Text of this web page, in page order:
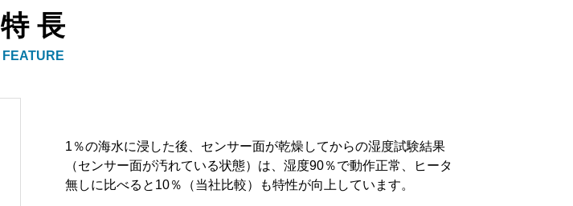
特 長
FEATURE
1％の海水に浸した後、センサー面が乾燥してからの湿度試験結果
（センサー面が汚れている状態）は、湿度90％で動作正常、ヒータ
無しに比べると10％（当社比較）も特性が向上しています。